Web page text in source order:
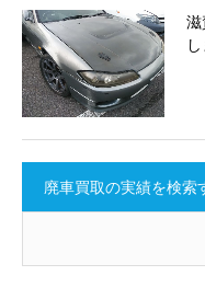
廃車買取の実績を検索